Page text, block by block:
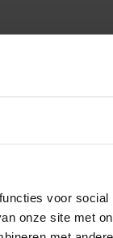
voor social
onze site met
stenen
- en